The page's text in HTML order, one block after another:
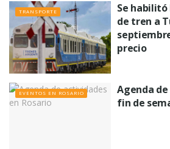
TRANSPORTE
Se
de tren a
precio
EVENTOS EN ROSARIO
Agenda
fin de